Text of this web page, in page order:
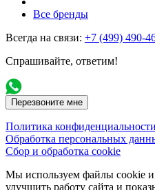
Все бренды
Всегда на связи: +7 (499) 490-
Спрашивайте, ответим!
Перезвоните мне
Политика конфиденциальности
Обработка персональных
Сбор и обработка cookie
Мы используем файлы cookie
улучшить работу сайта и